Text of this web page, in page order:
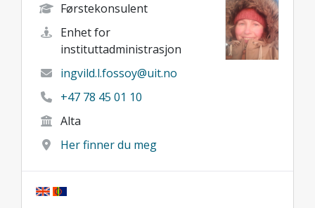
Førstekonsulent
Enhet for
instituttadministrasjon
ingvild.l.fossoy@uit.no
+47 78 45 01 10
Alta
Her finner du meg